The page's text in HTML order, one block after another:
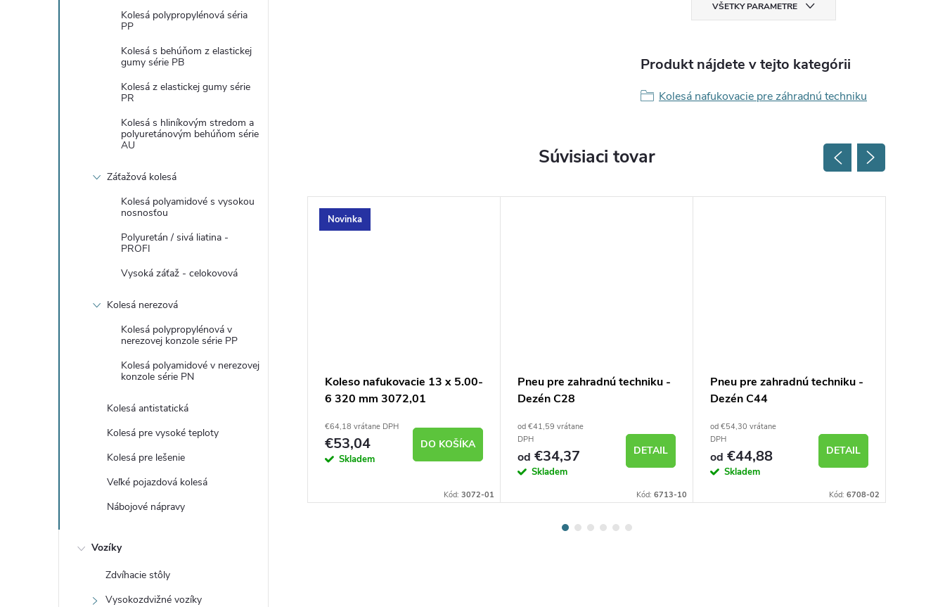
Kolesá polypropylénová séria
PP
Kolesá s behúňom z elastickej
gumy série PB
Kolesá z elastickej gumy série
PR
Kolesá s hliníkovým stredom a
polyuretánovým behúňom série
AU
Záťažová kolesá
Kolesá polyamidové s vysokou
nosnosťou
Polyuretán / sivá liatina -
PROFI
Vysoká záťaž - celokovová
Kolesá nerezová
Kolesá polypropylénová v
nerezovej konzole série PP
Kolesá polyamidové v nerezovej
konzole série PN
Kolesá antistatická
Kolesá pre vysoké teploty
Kolesá pre lešenie
Veľké pojazdová kolesá
Nábojové nápravy
Vozíky
Zdvíhacie stôly
Vysokozdvižné vozíky
VŠETKY PARAMETRE
Produkt nájdete v tejto kategórii
Kolesá nafukovacie pre záhradnú techniku
Súvisiaci tovar
Pneu pre záhradnú techniku -
od €18,69 vrátane
DPH
od€15,45
Novinka
Koleso nafukovacie 13 x 5.00-
6 320 mm 3072,01
€64,18 vrátane DPH
€53,04
Skladem
DO KOŠÍKA
Kód: 3072-01
Pneu pre zahradnú techniku -
Dezén C28
od €41,59 vrátane
DPH
od €34,37
Skladem
DETAIL
Kód: 6713-10
Pneu pre zahradnú techniku -
Dezén C44
od €54,30 vrátane
DPH
od €44,88
Skladem
DETAIL
Kód: 6708-02